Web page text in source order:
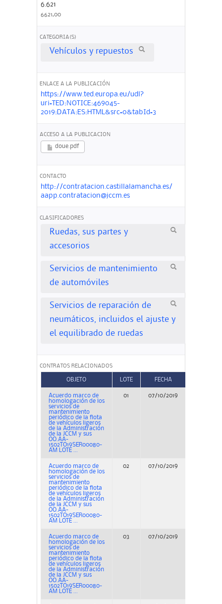
6.621
6621,00
CATEGORIA(S)
Vehículos y repuestos
ENLACE A LA PUBLICACIÓN
https://www.ted.europa.eu/udl?
uri=TED:NOTICE:469045-
2019:DATA:ES:HTML&src=0&tabId=3
ACCESO A LA PUBLICACION
doue.pdf
CONTACTO
http://contratacion.castillalamancha.es/
aapp.contratacion@jccm.es
CLASIFICADORES
Ruedas, sus partes y
accesorios
Servicios de mantenimiento
de automóviles
Servicios de reparación de
neumáticos, incluidos el ajuste y
el equilibrado de ruedas
CONTRATOS RELACIONADOS
OBJETO LOTE FECHA
Acuerdo marco de
homologación de los
servicios de
mantenimiento
periódico de la flota
de vehículos ligeros
de la Administración
de la JCCM y sus
OO.AA-
1502TO19SER00080-
AM LOTE ...
01 07/10/2019
Acuerdo marco de
homologación de los
servicios de
mantenimiento
periódico de la flota
de vehículos ligeros
de la Administración
de la JCCM y sus
OO.AA-
1502TO19SER00080-
AM LOTE ...
02 07/10/2019
Acuerdo marco de
homologación de los
servicios de
mantenimiento
periódico de la flota
de vehículos ligeros
de la Administración
de la JCCM y sus
OO.AA-
1502TO19SER00080-
AM LOTE ...
03 07/10/2019